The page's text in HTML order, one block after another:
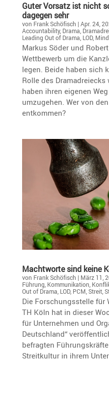
Guter Vorsatz ist nicht
dagegen sehr
von Frank Schöfisch | Apr. 24,
Accountability, Drama,
Leading Out of Drama, LOD,
Markus Söder und
Wettbe­werb um die
legen. Beide haben sich
Rolle des
haben ihren eigenen
umzugehen. Wer von
entkommen?
Macht­worte sind keine
von Frank Schöfisch | März 11,
Führung, Kommunikation,
Out of Drama, LOD, PCM,Streit,
Die Forschungsstelle für
TH Köln hat in dieser
für Unternehmen und
Deutschland“
befragten
Streitkultur in ihrem